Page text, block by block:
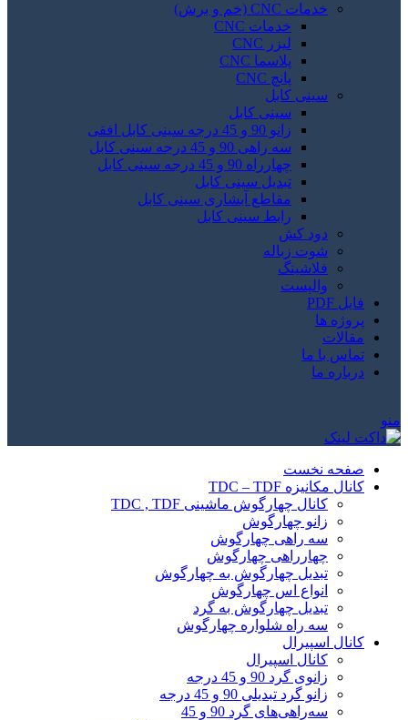
خدمات CNC (خم و برش)
خدمات CNC
لیزر CNC
پلاسما CNC
پانچ CNC
سینی کابل
سینی کابل
زانو 90 و 45 درجه سینی کابل افقی
سه راهی 90 و 45 درجه سینی کابل
چهارراه 90 و 45 درجه سینی کابل
تبدیل سینی کابل
مقاطع آبشاری سینی کابل
رابط سینی کابل
دود کش
شوت زباله
فلاشینگ
والپست
فایل PDF
پروژه ها
مقالات
تماس با ما
درباره ما
منو
صفحه نخست
کانال مکانیزه TDC – TDF
کانال چهارگوش ماشینی TDC , TDF
زانو چهارگوش
سه راهی چهارگوش
چهارراهی چهارگوش
تبدیل چهارگوش به چهارگوش
انواع اس چهارگوش
تبدیل چهارگوش به گرد
سه راه شلواره چهارگوش
کانال اسپیرال
کانال اسپیرال
زانوی گرد 90 و 45 درجه
زانو گرد تبدیلی 90 و 45 درجه
سه‌راهی‌های گرد 90 و 45